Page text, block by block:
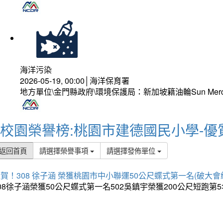
海洋污染
2026-05-19, 00:00│海洋保育署
地方單位\金門縣政府\環境保護局：新加坡籍油輪Sun
校園榮譽榜:桃園市建德國民小學-優
回首頁 請選擇榮譽事項 請選擇發佈單位
！308 徐子涵 榮獲桃園市中小聯運50公尺蝶式第一名(破大會
徐子涵榮獲50公尺蝶式第一名502吳鎮宇榮獲200公尺短跑